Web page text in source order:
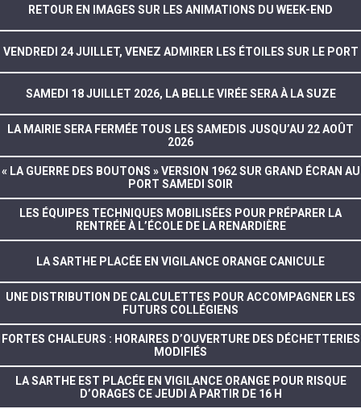
RETOUR EN IMAGES SUR LES ANIMATIONS DU WEEK-END
VENDREDI 24 JUILLET, VENEZ ADMIRER LES ÉTOILES SUR LE PORT
SAMEDI 18 JUILLET 2026, LA BELLE VIRÉE SERA À LA SUZE
LA MAIRIE SERA FERMÉE TOUS LES SAMEDIS JUSQU’AU 22 AOÛT
2026
« LA GUERRE DES BOUTONS » VERSION 1962 SUR GRAND ÉCRAN AU
PORT SAMEDI SOIR
LES ÉQUIPES TECHNIQUES MOBILISÉES POUR PRÉPARER LA
RENTRÉE À L’ÉCOLE DE LA RENARDIÈRE
LA SARTHE PLACÉE EN VIGILANCE ORANGE CANICULE
UNE DISTRIBUTION DE CALCULETTES POUR ACCOMPAGNER LES
FUTURS COLLÉGIENS
FORTES CHALEURS : HORAIRES D’OUVERTURE DES DÉCHETTERIES
MODIFIÉS
LA SARTHE EST PLACÉE EN VIGILANCE ORANGE POUR RISQUE
D’ORAGES CE JEUDI À PARTIR DE 16 H